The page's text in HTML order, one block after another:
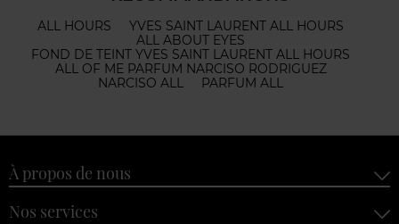
ALL HOURS
YVES SAINT LAURENT ALL HOURS
ALL ABOUT EYES
FOND DE TEINT YVES SAINT LAURENT ALL HOURS
ALL OF ME PARFUM NARCISO RODRIGUEZ
NARCISO ALL
PARFUM ALL
À propos de nous
Nos services